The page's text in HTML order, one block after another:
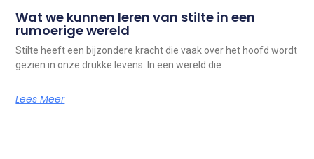
Wat we kunnen leren van stilte in een
rumoerige wereld
Stilte heeft een bijzondere kracht die vaak over het hoofd wordt
gezien in onze drukke levens. In een wereld die
Lees Meer